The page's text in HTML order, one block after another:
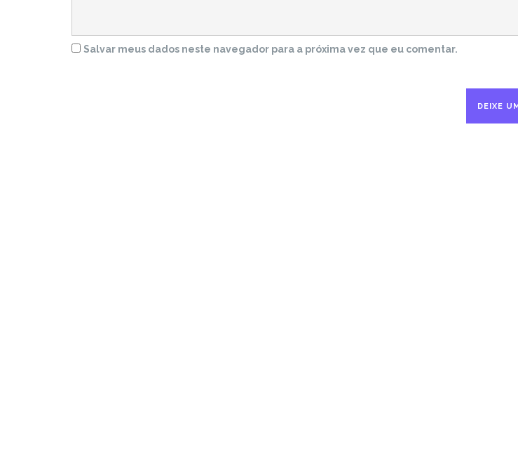
Salvar meus dados neste navegador para a próxima vez que eu comentar.